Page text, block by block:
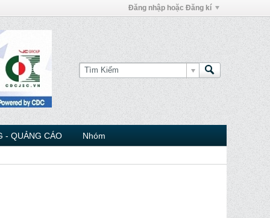
Đăng nhập hoặc Đăng kí
- QUẢNG CÁO Nhóm